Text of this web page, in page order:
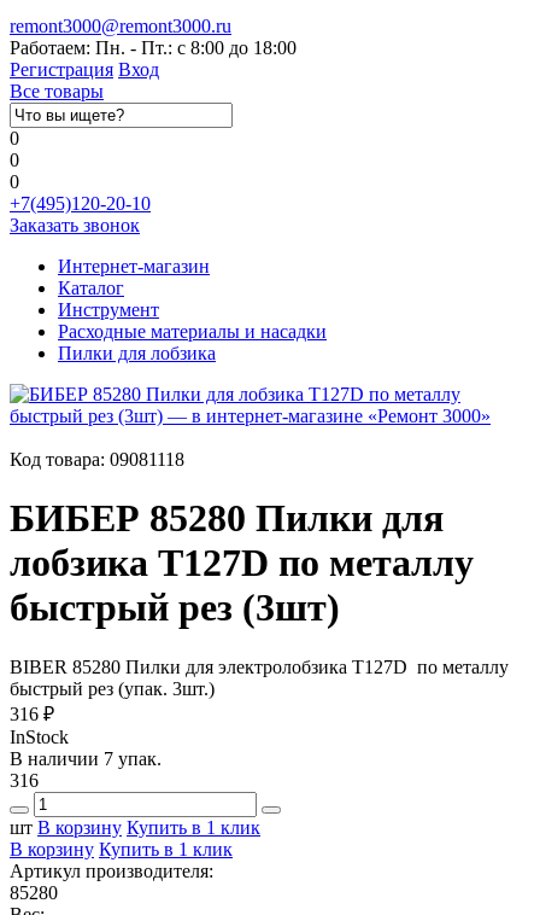
remont3000@remont3000.ru
Работаем: Пн. - Пт.: с 8:00 до 18:00
Регистрация Вход
Все товары
0
0
0
+7(495)120-20-10
Заказать звонок
Интернет-магазин
Каталог
Инструмент
Расходные материалы и насадки
Пилки для лобзика
Код товара: 09081118
БИБЕР 85280 Пилки для
лобзика Т127D по металлу
быстрый рез (3шт)
BIBER 85280 Пилки для электролобзика Т127D по металлу
быстрый рез (упак. 3шт.)
316 ₽
InStock
В наличии 7 упак.
316
шт В корзину Купить в 1 клик
В корзину Купить в 1 клик
Артикул производителя:
85280